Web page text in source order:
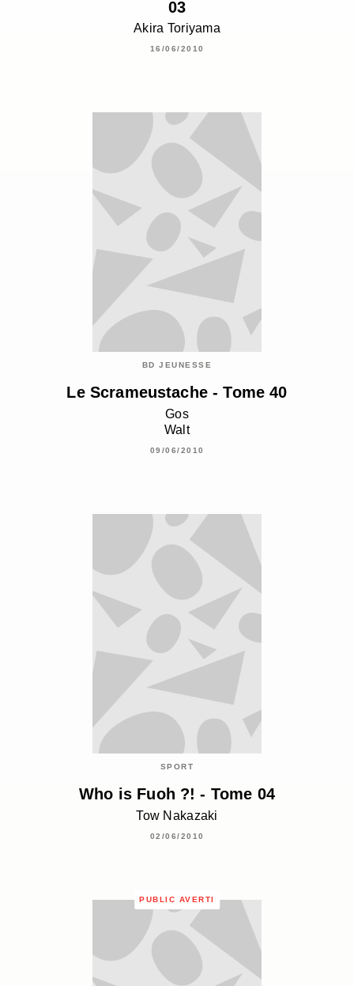
03
Akira Toriyama
16/06/2010
BD JEUNESSE
Le Scrameustache - Tome 40
Gos
Walt
09/06/2010
SPORT
Who is Fuoh ?! - Tome 04
Tow Nakazaki
02/06/2010
PUBLIC AVERTI